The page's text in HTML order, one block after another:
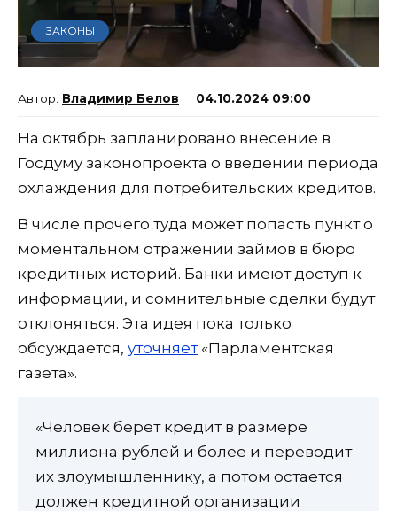
ЗАКОНЫ
Владимир Белов 04.10.2024 09:00
На октябрь запланировано внесение в
Госдуму законопроекта о введении периода
охлаждения для потребительских кредитов.
В числе прочего туда может попасть пункт о
моментальном отражении займов в бюро
кредитных историй. Банки имеют доступ к
информации, и сомнительные сделки будут
отклоняться. Эта идея пока только
обсуждается, уточняет«Парламентская
газета».
«Человек берет кредит в размере
миллиона рублей и более и переводит
их злоумышленнику, а потом остается
должен кредитной организации